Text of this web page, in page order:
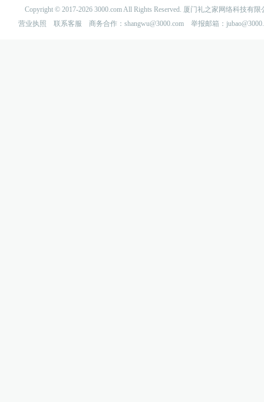
Copyright © 2017-2026 3000.com All Rights Reserved. 厦门礼之家网络科技
营业执照
联系客服 商务合作：shangwu@3000.com 举报邮箱：